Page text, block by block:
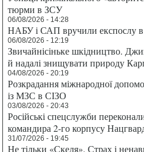
тюрми в ЗСУ
06/08/2026 - 14:28
НАБУ і САП вручили експослу
06/08/2026 - 12:19
Звичайнісіньке шкідництво.
й надалі знищувати природу
04/08/2026 - 20:19
Розкрадання міжнародної
із МЗС в СІЗО
03/08/2026 - 20:43
Російські спецслужби
командира 2-го корпусу
31/07/2026 - 19:45
Не тільки «Скеля». Страх і